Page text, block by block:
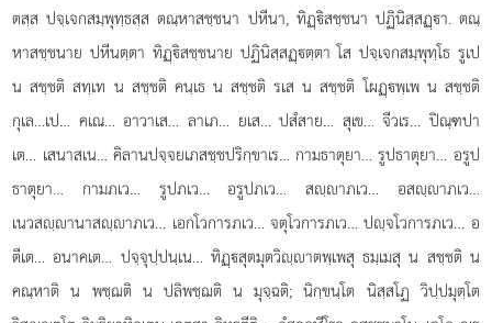
ตสฺส ปจฺเจกสมฺพุทฺธสฺสตณฺหาสชฺชนา ปหีนา, ทิฏฺิสชฺชนา ปฏินิสฺสฏฺา. ตณฺ
หาสชฺชนาย ปหีนตฺตา ทิฏฺิสชฺชนาย ปฏินิสฺสฏฺตฺตา โส ปจฺเจกสมฺพุทฺโธ รูเป
น สชฺชติ สทฺเท น สชฺชติ คนฺเธ น สชฺชติ รเส น สชฺชติ โผฏฺพฺเพ น สชฺชติ
กุเล…เป… คเณ… อาวาเส… ลาเภ… ยเส… ปสํสาย… สุเข… จีวเร… ปิณฺฑปา
เต… เสนาสเน… คิลานปจฺจยเภสชฺชปริกฺขาเร… กามธาตุยา… รูปธาตุยา… อรูป
ธาตุยา… กามภเว… รูปภเว… อรูปภเว… สฺาภเว… อสฺาภเว…
เนวสฺานาสฺาภเว… เอกโวการภเว… จตุโวการภเว… ปฺจโวการภเว… อ
ตีเต… อนาคเต… ปจฺจุปฺปนฺเน… ทิฏฺสุตมุตวิฺาตพฺเพสุ ธมฺเมสุ น สชฺชติ น
คณฺหาติ น พชฺฌติ น ปลิพชฺฌติ น มุจฺฉติ; นิกฺขนฺโต นิสฺสโฏ วิปฺปมุตฺโต